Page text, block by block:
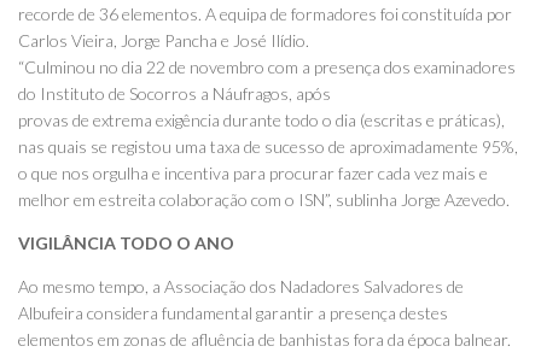
recorde de 36 elementos. A equipa de formadores foi constituída por
Carlos Vieira, Jorge Pancha e José Ilídio.
“Culminou no dia 22 de novembro com a presença dos examinadores
do Instituto de Socorros a Náufragos, após
provas de extrema exigência durante todo o dia (escritas e práticas),
nas quais se registou uma taxa de sucesso de aproximadamente 95%,
o que nos orgulha e incentiva para procurar fazer cada vez mais e
melhor em estreita colaboração com o ISN”, sublinha Jorge Azevedo.
VIGILÂNCIA TODO O ANO
Ao mesmo tempo, a Associação dos Nadadores Salvadores de
Albufeira considera fundamental garantir a presença destes
elementos em zonas de afluência de banhistas fora da época balnear.